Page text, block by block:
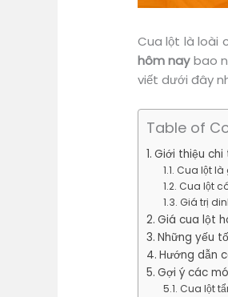
Cua lột là loài
hôm naybao
viết dưới đây
Table of
Giới thiệu
Cua lột là
Cua lột
Giá trị
Giá cua lột
Những yếu
Hướng dẫn
Gợi ý các
Cua lột